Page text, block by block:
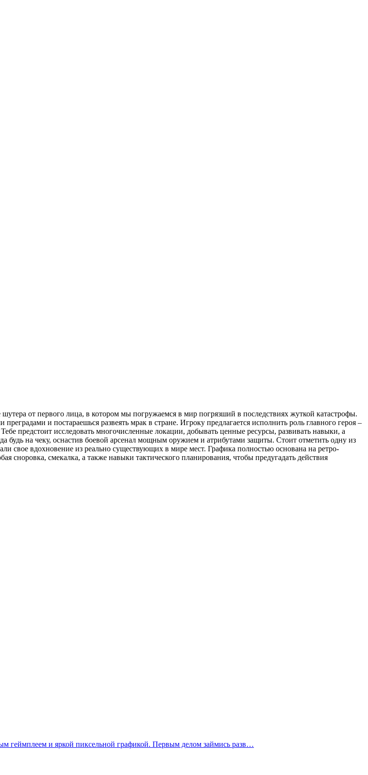
от первого лица, в котором мы погружаемся в мир погрязший в последствиях жуткой катастрофы.
и постараешься развеять мрак в стране. Игроку предлагается исполнить роль главного героя –
предстоит исследовать многочисленные локации, добывать ценные ресурсы, развивать навыки, а
будь на чеку, оснастив боевой арсенал мощным оружием и атрибутами защиты. Стоит отметить одну из
свое вдохновение из реально существующих в мире мест. Графика полностью основана на ретро-
сноровка, смекалка, а также навыки тактического планирования, чтобы предугадать действия
геймплеем и яркой пиксельной графикой. Первым делом займись разв…